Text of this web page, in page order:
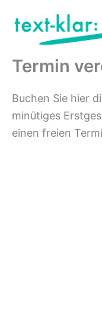
Inhalt
springen
Termin
Buchen Sie hier
minütiges
einen freien